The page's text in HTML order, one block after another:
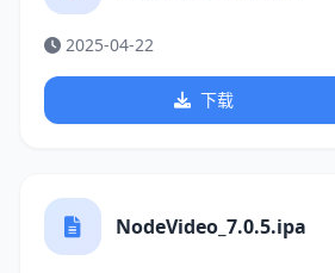
2025-04-22
下载
NodeVideo_7.0.5.ipa